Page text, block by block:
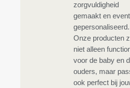
zorgvuldigheid
gemaakt en
gepersonaliseerd.
Onze producten
niet alleen
voor de baby en
ouders, maar
ook perfect bij